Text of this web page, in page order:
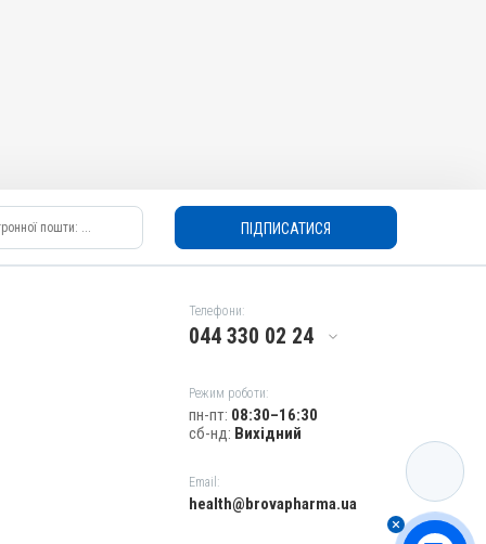
ПІДПИСАТИСЯ
Телефони:
044 330 02 24
Режим роботи:
пн-пт: 08:30–16:30
сб-нд: Вихідний
Email:
health@brovapharma.ua
КАТАЛОГ